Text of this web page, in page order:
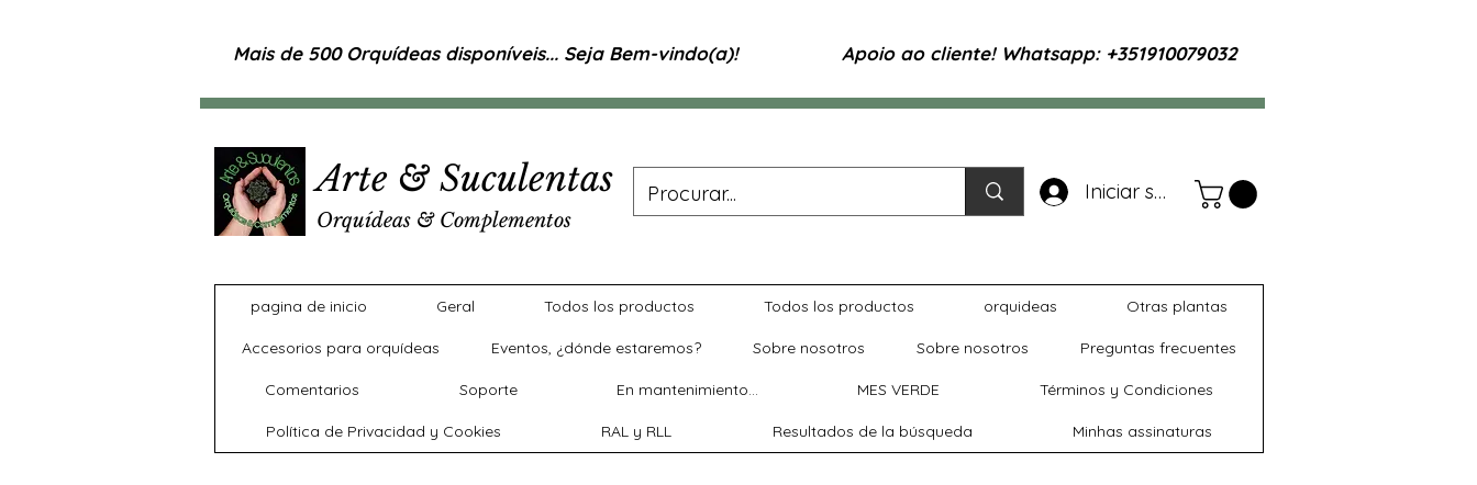
Mais de 500 Orquídeas disponíveis... Seja Bem-vindo(a)! Apoio ao cliente! Whatsapp: +351910079032
Arte & Suculentas
Orquídeas & Complementos
Iniciar sesión
pagina de inicio Geral Todos los productos Todos los productos orquideas Otras plantas
Accesorios para orquídeas Eventos, ¿dónde estaremos? Sobre nosotros Sobre nosotros Preguntas frecuentes
Comentarios Soporte En mantenimiento... MES VERDE Términos y Condiciones
Política de Privacidad y Cookies RAL y RLL Resultados de la búsqueda Minhas assinaturas